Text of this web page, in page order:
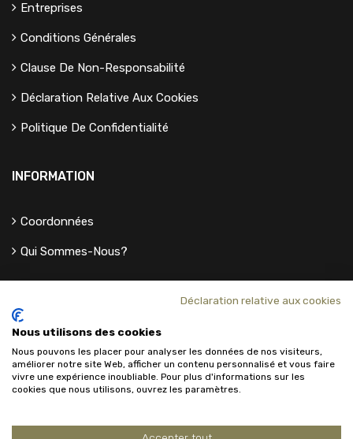
Entreprises
Conditions Générales
Clause De Non-Responsabilité
Déclaration Relative Aux Cookies
Politique De Confidentialité
INFORMATION
Coordonnées
Qui Sommes-Nous?
Déclaration relative aux cookies
Nous utilisons des cookies
Nous pouvons les placer pour analyser les données de nos visiteurs,
améliorer notre site Web, afficher un contenu personnalisé et vous faire
vivre une expérience inoubliable. Pour plus d'informations sur les
cookies que nous utilisons, ouvrez les paramètres.